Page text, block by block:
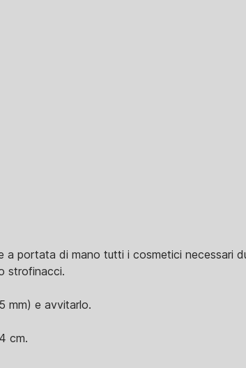
a portata di mano tutti i cosmetici necessari
strofinacci.
mm) e avvitarlo.
cm.